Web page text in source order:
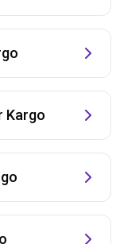
Kargo